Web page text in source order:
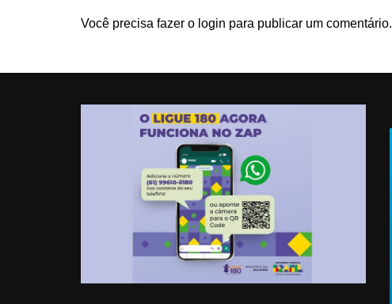
Você precisa fazer o login para publicar um comentário.